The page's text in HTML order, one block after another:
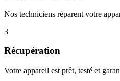
Nos techniciens réparent votre
3
Récupération
Votre appareil est prêt, testé et